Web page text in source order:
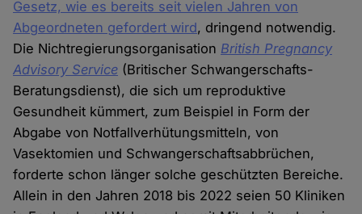
Gesetz, wie es bereits seit vielen Jahren von
Abgeordneten gefordert wird, dringend notwendig.
Die Nichtregierungsorganisation British Pregnancy
Advisory Service (Britischer Schwangerschafts-
Beratungsdienst), die sich um reproduktive
Gesundheit kümmert, zum Beispiel in Form der
Abgabe von Notfallverhütungsmitteln, von
Vasektomien und Schwangerschaftsabbrüchen,
forderte schon länger solche geschützten Bereiche.
Allein in den Jahren 2018 bis 2022 seien 50 Kliniken